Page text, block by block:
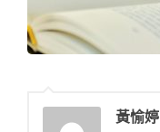
黃愉婷